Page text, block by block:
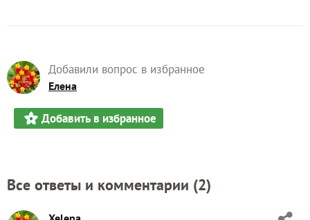
Добавили вопрос в избранное
Елена
Добавить в избранное
Все ответы и комментарии (2)